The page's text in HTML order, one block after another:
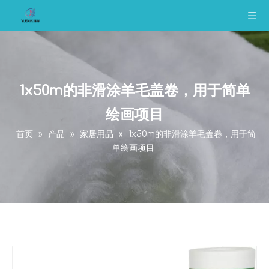
1x50m的非滑涂羊毛盖卷，用于简单
绘画项目
首页 » 产品 » 家居用品 »
1x50m的非滑涂羊毛盖卷，用于简
单绘画项目